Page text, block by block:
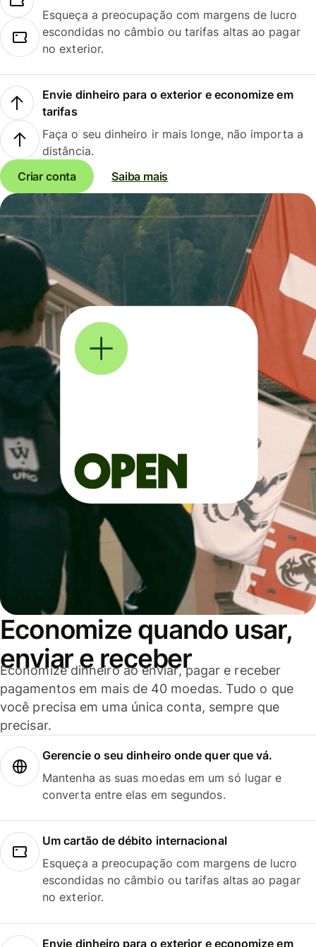
Esqueça a preocupação com margens de lucro
escondidas no câmbio ou tarifas altas ao pagar
no exterior.
Envie dinheiro para o exterior e economize em
tarifas
Faça o seu dinheiro ir mais longe, não importa a
distância.
Criar conta
Saiba mais
Economize quando usar,
enviar e receber
Economize dinheiro ao enviar, pagar e receber
pagamentos em mais de 40 moedas. Tudo o que
você precisa em uma única conta, sempre que
precisar.
Gerencie o seu dinheiro onde quer que vá.
Mantenha as suas moedas em um só lugar e
converta entre elas em segundos.
Um cartão de débito internacional
Esqueça a preocupação com margens de lucro
escondidas no câmbio ou tarifas altas ao pagar
no exterior.
Envie dinheiro para o exterior e economize em